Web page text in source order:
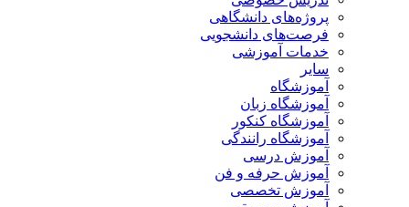
پروژه‌های دانشگاهی
فرصت‌های دانشجویی
خدمات آموزشی
سایر
آموزشگاه
آموزشگاه زبان
آموزشگاه کنکور
آموزشگاه رانندگی
آموزش درسی
آموزش حرفه و فن
آموزش تخصصی